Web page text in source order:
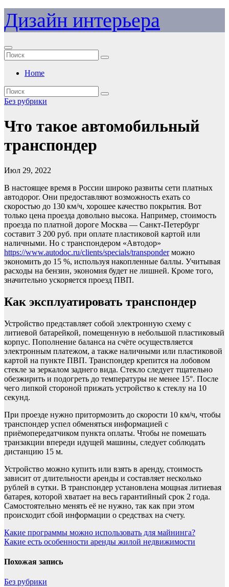
Перейти
к
содержимому
Дизайн интерьера
Home
Без рубрики
Что такое автомобильный
транспондер
Июл 29, 2022
В настоящее время в России широко развиты сети платных
автодорог. Они предоставляют возможность ехать со
скоростью до 130 км/ч, хорошее качество покрытия. Вот
только цена проезда довольно высока. Например, стоимость
проезда по платной дороге Москва — Санкт-Петербург
составит 3 200 руб. при оплате пластиковой картой или
наличными. Но с транспондером «Автодор»
https://www.autodoc.ru/clients/specials/transponderможно
экономить до 15 %, используя накопленные баллы. Учитывая
расходы на бензин, экономия будет не лишней. Кроме того,
значительно ускоряется проезд ПВП.
Как эксплуатировать транспондер
Устройство представляет собой электронную схему с
литиевой батарейкой, помещенную в небольшой пластиковый
корпус. Пополнение баланса на счёте осуществляется
электронным платежом, а также наличными или пластиковой
картой на пункте ПВП. Транспондер крепится на лобовом
стекле за зеркалом заднего вида. Стекло следует тщательно
обезжирить и подогреть до температуры не менее 15°. После
чего липкой стороной прижать устройство к стеклу на 10
секунд.
При проезде нужно притормозить до скорости 10 км/ч, чтобы
транспондер успел обменяться информацией с
приёмопередатчиком пункта оплаты. Чтобы не помешать
транзакции впереди идущей машины, следует соблюдать
дистанцию 15 м.
Устройство можно купить или взять в аренду, стоимость
зависит от длительности аренды и составляет несколько
рублей в сутки. В транспондер установлена мощная литиевая
батарея, которой хватает на весь гарантийный срок 2 года.
Самостоятельно менять её не нужно, так как при этом
происходит сбой информации о средствах на счету.
Навигация
по
записям
Какие программы можно использовать для майнинга?
Какие есть особенности аренды жилой недвижимости
Похожая запись
Без рубрики